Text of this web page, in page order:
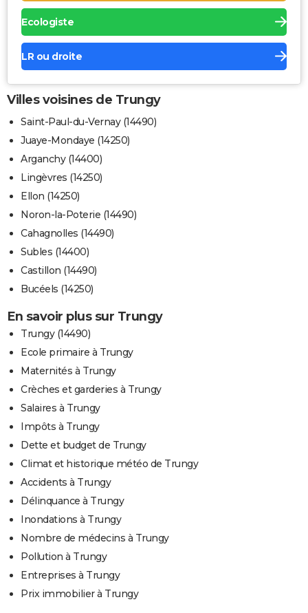
Ecologiste
LR ou droite
Villes voisines de Trungy
Saint-Paul-du-Vernay (14490)
Juaye-Mondaye (14250)
Arganchy (14400)
Lingèvres (14250)
Ellon (14250)
Noron-la-Poterie (14490)
Cahagnolles (14490)
Subles (14400)
Castillon (14490)
Bucéels (14250)
En savoir plus sur Trungy
Trungy (14490)
Ecole primaire à Trungy
Maternités à Trungy
Crèches et garderies à Trungy
Salaires à Trungy
Impôts à Trungy
Dette et budget de Trungy
Climat et historique météo de Trungy
Accidents à Trungy
Délinquance à Trungy
Inondations à Trungy
Nombre de médecins à Trungy
Pollution à Trungy
Entreprises à Trungy
Prix immobilier à Trungy